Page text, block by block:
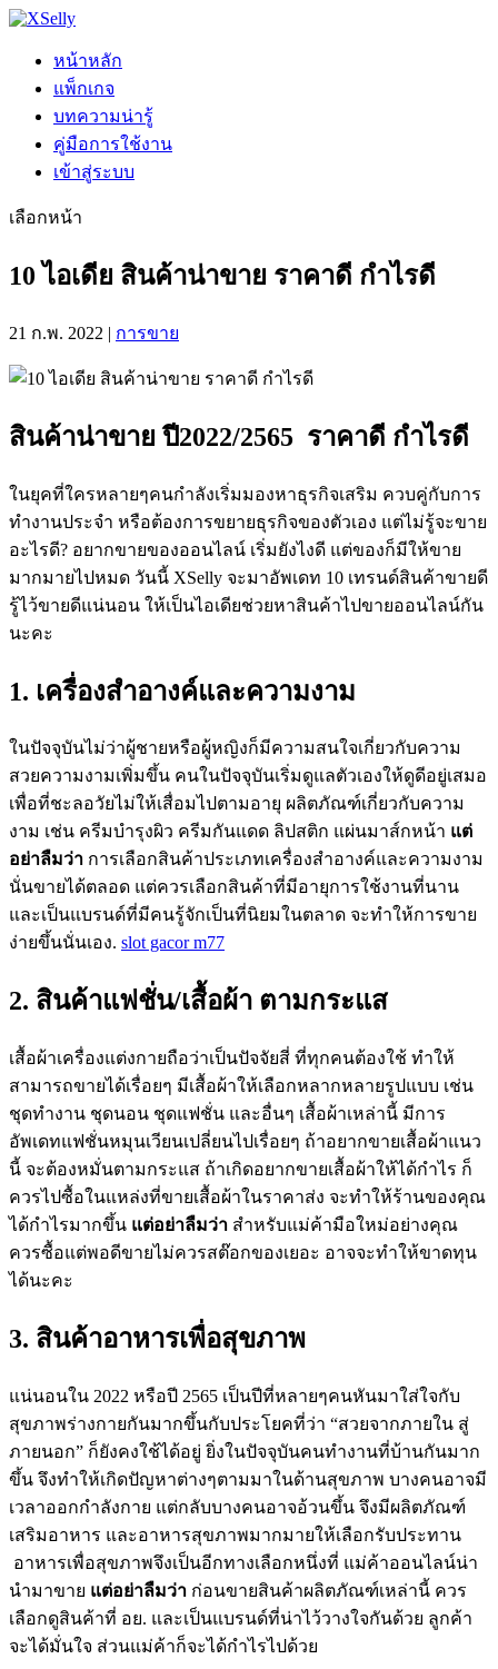
หน้าหลัก
แพ็กเกจ
บทความน่ารู้
คู่มือการใช้งาน
เข้าสู่ระบบ
เลือกหน้า
10 ไอเดีย สินค้าน่าขาย ราคาดี กำไรดี
21 ก.พ. 2022 | การขาย
สินค้าน่าขาย ปี2022/2565 ราคาดี กำไรดี
ในยุคที่ใครหลายๆคนกำลังเริ่มมองหาธุรกิจเสริม ควบคู่กับการ
ทำงานประจำ หรือต้องการขยายธุรกิจของตัวเอง แต่ไม่รู้จะขาย
อะไรดี? อยากขายของออนไลน์ เริ่มยังไงดี แต่ของก็มีให้ขาย
มากมายไปหมด วันนี้ XSelly จะมาอัพเดท 10 เทรนด์สินค้าขายดี
รู้ไว้ขายดีแน่นอน ให้เป็นไอเดียช่วยหาสินค้าไปขายออนไลน์กัน
นะคะ
1. เครื่องสำอางค์และความงาม
ในปัจจุบันไม่ว่าผู้ชายหรือผู้หญิงก็มีความสนใจเกี่ยวกับความ
สวยความงามเพิ่มขึ้น คนในปัจจุบันเริ่มดูแลตัวเองให้ดูดีอยู่เสมอ
เพื่อที่ชะลอวัยไม่ให้เสื่อมไปตามอายุ ผลิตภัณฑ์เกี่ยวกับความ
งาม เช่น ครีมบำรุงผิว ครีมกันแดด ลิปสติก แผ่นมาส์กหน้า แต่
อย่าลืมว่า การเลือกสินค้าประเภทเครื่องสำอางค์และความงาม
นั่นขายได้ตลอด แต่ควรเลือกสินค้าที่มีอายุการใช้งานที่นาน
และเป็นแบรนด์ที่มีคนรู้จักเป็นที่นิยมในตลาด จะทำให้การขาย
ง่ายขึ้นนั่นเอง. slot gacor m77
2. สินค้าแฟชั่น/เสื้อผ้า ตามกระแส
เสื้อผ้าเครื่องแต่งกายถือว่าเป็นปัจจัยสี่ ที่ทุกคนต้องใช้ ทำให้
สามารถขายได้เรื่อยๆ มีเสื้อผ้าให้เลือกหลากหลายรูปแบบ เช่น
ชุดทำงาน ชุดนอน ชุดแฟชั่น และอื่นๆ เสื้อผ้าเหล่านี้ มีการ
อัพเดทแฟชั่นหมุนเวียนเปลี่ยนไปเรื่อยๆ ถ้าอยากขายเสื้อผ้าแนว
นี้ จะต้องหมั่นตามกระแส ถ้าเกิดอยากขายเสื้อผ้าให้ได้กำไร ก็
ควรไปซื้อในแหล่งที่ขายเสื้อผ้าในราคาส่ง จะทำให้ร้านของคุณ
ได้กำไรมากขึ้น แต่อย่าลืมว่า สำหรับแม่ค้ามือใหม่อย่างคุณ
ควรซื้อแต่พอดีขายไม่ควรสต๊อกของเยอะ อาจจะทำให้ขาดทุน
ได้นะคะ
3. สินค้าอาหารเพื่อสุขภาพ
แน่นอนใน 2022 หรือปี 2565 เป็นปีที่หลายๆคนหันมาใส่ใจกับ
สุขภาพร่างกายกันมากขึ้นกับประโยคที่ว่า “สวยจากภายใน สู่
ภายนอก” ก็ยังคงใช้ได้อยู่ ยิ่งในปัจจุบันคนทำงานที่บ้านกันมาก
ขึ้น จึงทำให้เกิดปัญหาต่างๆตามมาในด้านสุขภาพ บางคนอาจมี
เวลาออกกำลังกาย แต่กลับบางคนอาจอ้วนขึ้น จึงมีผลิตภัณฑ์
เสริมอาหาร และอาหารสุขภาพมากมายให้เลือกรับประทาน
อาหารเพื่อสุขภาพจึงเป็นอีกทางเลือกหนึ่งที่ แม่ค้าออนไลน์น่า
นำมาขาย แต่อย่าลืมว่า ก่อนขายสินค้าผลิตภัณฑ์เหล่านี้ ควร
เลือกดูสินค้าที่ อย. และเป็นแบรนด์ที่น่าไว้วางใจกันด้วย ลูกค้า
จะได้มั่นใจ ส่วนแม่ค้าก็จะได้กำไรไปด้วย